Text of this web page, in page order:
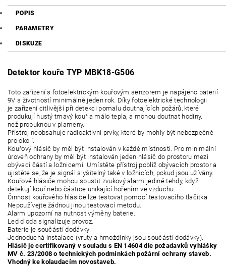
POPIS
PARAMETRY
DISKUZE
Detektor kouře TYP MBK18-G506
Toto zařízení s fotoelektrickým kouřovým senzorem je napájeno baterií
9V s životností minimálně jeden rok. Díky fotoelektrické technologii
je zařízení citlivější při detekci pomalu doutnajících požárů, které
produkují hustý tmavý kouř a málo tepla, a mohou doutnat hodiny,
než propuknou v plameny.
Přístroj neobsahuje radioaktivní prvky, které by mohly být nebezpečné
pro okolí.
Kouřový hlásič by měl být instalován v každé místnosti. Pro minimální
úroveň ochrany by měl být instalován jeden hlásič do prostoru mezi
obývací částí a ložnicemi. Umístěte přístroj poblíž obývacích prostor a
ujistěte se, že je signál slyšitelný také v ložnicích, pokud jsou užívány.
Kouřové hlásiče mohou spustit zvukový alarm jedině tehdy, když
detekují kouř nebo částice unikající hořením ve vzduchu.
Činnost kouřového hlásiče lze testovat pomocí testovacího tlačítka.
Nepoužívejte žádnou jinou testovací metodu.
Alarm upozorní na nutnost výměny baterie.
Led dioda signalizuje provoz.
Baterie je součástí dodávky.
Jednoduchá instalace (vruty a hmoždinky jsou součástí dodávky).
Hlásič je certifikovaný v souladu s EN 14604 dle požadavků vyhlášky
MV č. 23/2008 o technických podmínkách požární ochrany staveb.
Vhodný ke kolaudacím novostaveb.